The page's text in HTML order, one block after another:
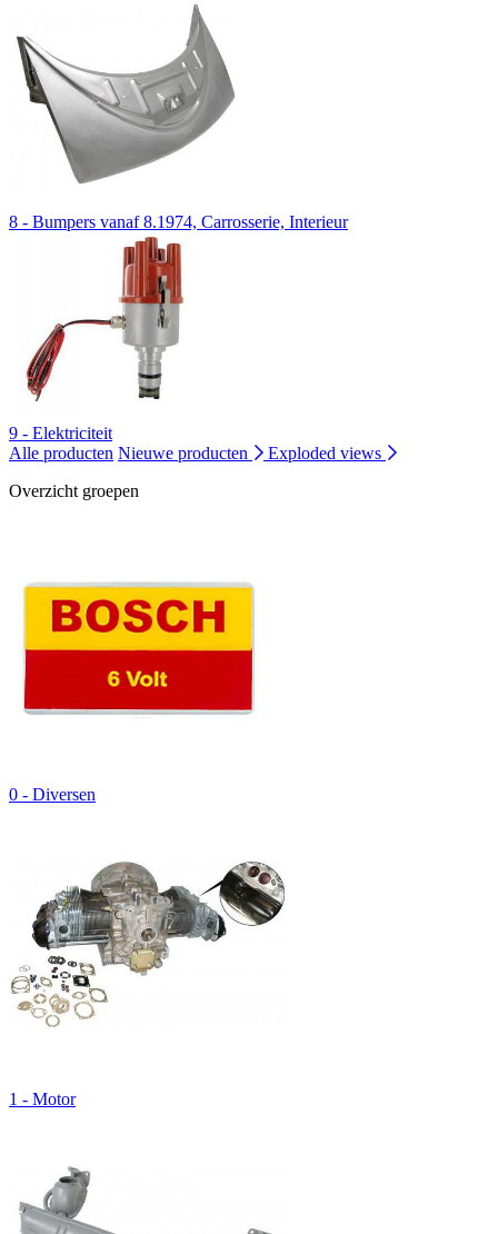
8 - Bumpers vanaf 8.1974, Carrosserie, Interieur
9 - Elektriciteit
Alle producten Nieuwe producten
Exploded views
Overzicht groepen
0 - Diversen
1 - Motor